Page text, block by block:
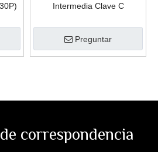
Intermedia Clave C
Preguntar
correspondencia